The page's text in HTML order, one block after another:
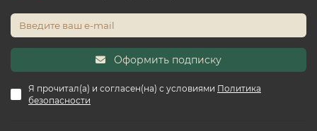
Оформить подписку
Я прочитал(а) и согласен(на) с условиями Политика
безопасности